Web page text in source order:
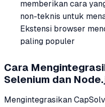
memberikan cara
non-teknis untuk
Ekstensi browser
paling populer
Cara
Selenium dan
Mengintegrasikan